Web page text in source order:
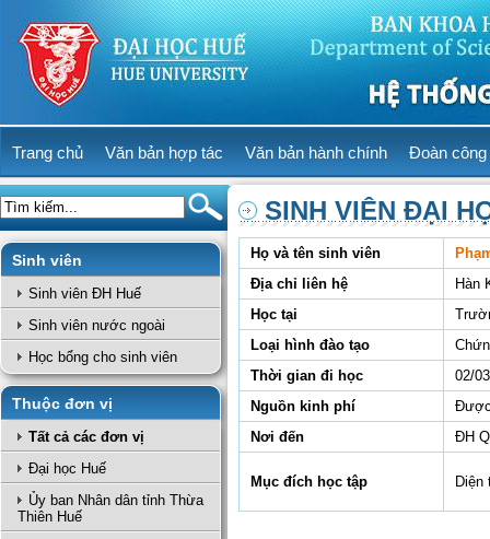
Trang chủ Văn bản hợp tác Văn bản hành chính Đoàn công
Sinh viên
Sinh viên ĐH Huế
Sinh viên nước ngoài
Học bổng cho sinh viên
Thuộc đơn vị
Tất cả các đơn vị
Đại học Huế
Ủy ban Nhân dân tỉnh Thừa
Thiên Huế
SINH VIÊN ĐẠI
Họ và tên sinh viên
Địa chỉ liên hệ
Hàn
Học tại
Loại hình đào tạo
Thời gian đi học
02/
Nguồn kinh phí
Nơi đến
ĐH
Mục đích học tập Diện